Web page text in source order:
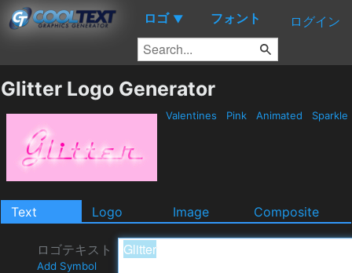
ロゴ ▼ フォント ログイン
Glitter Logo Generator
Valentines Pink Animated Sparkle
Text Logo Image Composite
ロゴテキスト
Add Symbol